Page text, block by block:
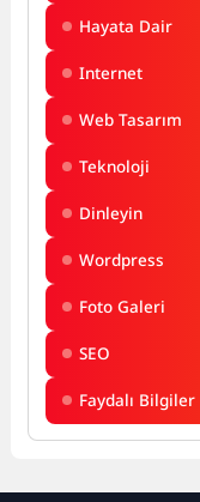
Hayata Dair
Internet
Web Tasarım
Teknoloji
Dinleyin
Wordpress
Foto Galeri
SEO
Faydalı Bilgiler